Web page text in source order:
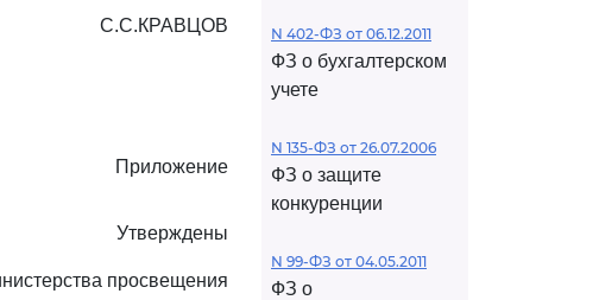
С.С.КРАВЦОВ
Приложение
Утверждены
просвещения
N 402-ФЗ от 06.12.2011
ФЗ о бухгалтерском
учете
N 135-ФЗ от 26.07.2006
ФЗ о защите
конкуренции
N 99-ФЗ от 04.05.2011
ФЗ о